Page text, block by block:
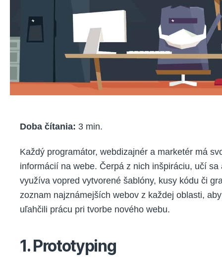
Doba čítania: 3 min.
Každý programátor, webdizajnér a marketér má
informácií na webe. Čerpá z nich inšpiráciu, učí sa
využíva vopred vytvorené šablóny, kusy kódu či
zoznam najznámejších webov z každej oblasti,
uľahčili prácu pri tvorbe nového webu.
1. Prototyping